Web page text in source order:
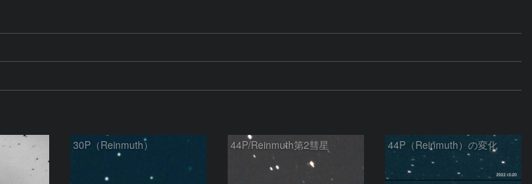
30P（Reinmuth） 44P/Reinmuth第2彗星 44P（Reinmuth）の変化